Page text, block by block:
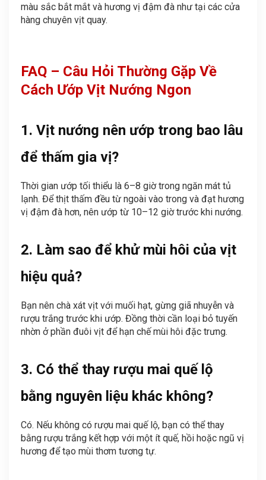
màu sắc bắt mắt và hương vị đậm đà như tại các cửa
hàng chuyên vịt quay.
FAQ – Câu Hỏi Thường Gặp Về
Cách Ướp Vịt Nướng Ngon
1. Vịt nướng nên ướp trong bao lâu
để thấm gia vị?
Thời gian ướp tối thiểu là 6–8 giờ trong ngăn mát tủ
lạnh. Để thịt thấm đều từ ngoài vào trong và đạt hương
vị đậm đà hơn, nên ướp từ 10–12 giờ trước khi nướng.
2. Làm sao để khử mùi hôi của vịt
hiệu quả?
Bạn nên chà xát vịt với muối hạt, gừng giã nhuyễn và
rượu trắng trước khi ướp. Đồng thời cần loại bỏ tuyến
nhờn ở phần đuôi vịt để hạn chế mùi hôi đặc trưng.
3. Có thể thay rượu mai quế lộ
bằng nguyên liệu khác không?
Có. Nếu không có rượu mai quế lộ, bạn có thể thay
bằng rượu trắng kết hợp với một ít quế, hồi hoặc ngũ vị
hương để tạo mùi thơm tương tự.